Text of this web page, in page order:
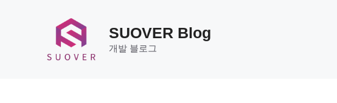
SUOVER Blog
개발 블로그